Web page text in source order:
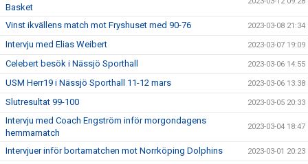
Basket
Vinst ikvällens match mot Fryshuset med 90-76 2023-03-08 21:34
Intervju med Elias Weibert 2023-03-07 19:09
Celebert besök i Nässjö Sporthall 2023-03-06 14:55
USM Herr19 i Nässjö Sporthall 11-12 mars 2023-03-06 13:38
Slutresultat 99-100 2023-03-05 20:33
Intervju med Coach Engström inför morgondagens
hemmamatch
2023-03-04 18:47
Intervjuer inför bortamatchen mot Norrköping Dolphins 2023-03-01 20:23